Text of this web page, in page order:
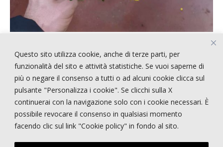
Questo sito utilizza cookie, anche di terze parti, per
funzionalità del sito e attività statistiche. Se vuoi saperne di
più o negare il consenso a tutti o ad alcuni cookie clicca sul
pulsante "Personalizza i cookie". Se clicchi sulla X
continuerai con la navigazione solo con i cookie necessari. È
possibile revocare il consenso in qualsiasi momento
facendo clic sul link "Cookie policy" in fondo al sito.
ARTICOLI RECENTI
!!!!! CERCASI PERSONALE !!!!
STRANGE STYLE
NEPENTHES